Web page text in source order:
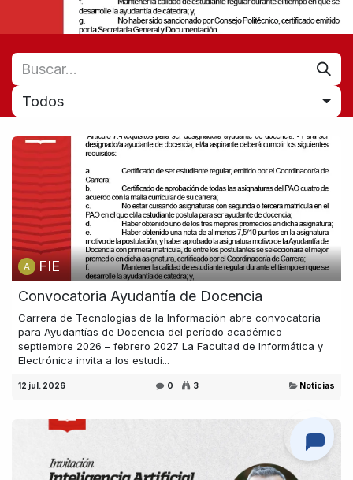
Todos
FIE
Convocatoria Ayudantía de Docencia
Carrera de Tecnologías de la Información abre convocatoria
para Ayudantías de Docencia del período académico
septiembre 2026 – febrero 2027 La Facultad de Informática y
Electrónica invita a los estudi...
12 jul. 2026 0 3 Noticias